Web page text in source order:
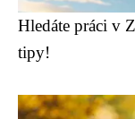
Hledáte práci v
tipy!